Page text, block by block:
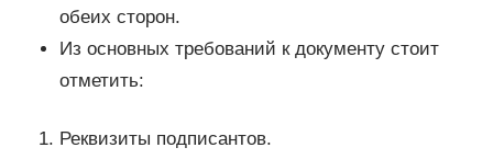
обеих сторон.
Из основных требований к документу стоит
отметить:
Реквизиты подписантов.